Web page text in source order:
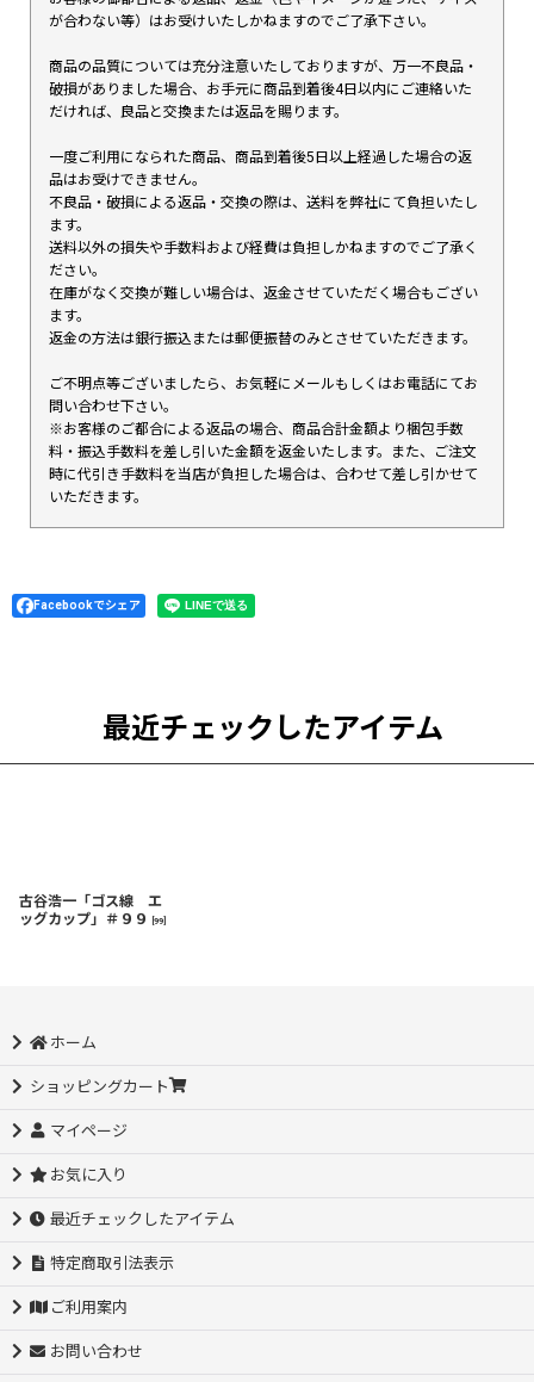
が合わない等）はお受けいたしかねますのでご了承下さい。
商品の品質については充分注意いたしておりますが、万一不良品・
破損がありました場合、お手元に商品到着後4日以内にご連絡いた
だければ、良品と交換または返品を賜ります。
一度ご利用になられた商品、商品到着後5日以上経過した場合の返
品はお受けできません。
不良品・破損による返品・交換の際は、送料を弊社にて負担いたし
ます。
送料以外の損失や手数料および経費は負担しかねますのでご了承く
ださい。
在庫がなく交換が難しい場合は、返金させていただく場合もござい
ます。
返金の方法は銀行振込または郵便振替のみとさせていただきます。
ご不明点等ございましたら、お気軽にメールもしくはお電話にてお
問い合わせ下さい。
※お客様のご都合による返品の場合、商品合計金額より梱包手数
料・振込手数料を差し引いた金額を返金いたします。また、ご注文
時に代引き手数料を当店が負担した場合は、合わせて差し引かせて
いただきます。
Facebookでシェア
最近チェックしたアイテム
古谷浩一「ゴス線 エ
ッグカップ」＃９９
99
ホーム
ショッピングカート
マイページ
お気に入り
最近チェックしたアイテム
特定商取引法表示
ご利用案内
お問い合わせ